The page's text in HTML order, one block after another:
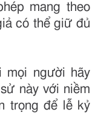
mang theo
có thể giữ đủ
mọi người hãy
này với niềm
trọng để lễ kỷ